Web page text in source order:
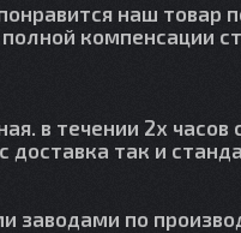
наш товар
компенсации
в течении 2х часов
доставка так и
по